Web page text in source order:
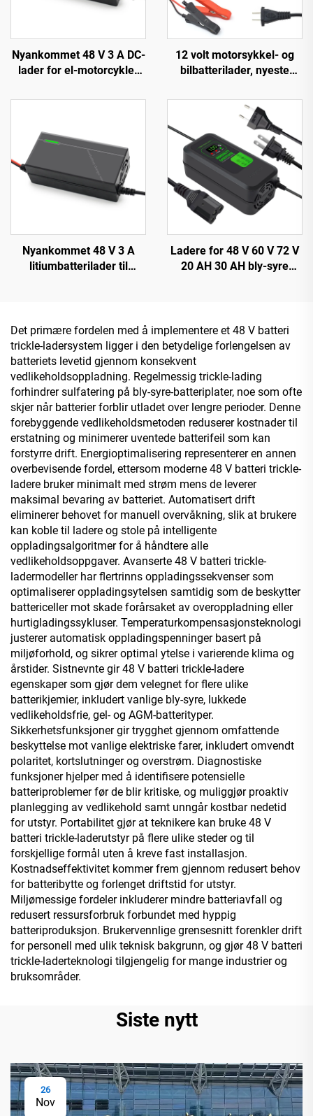
Nyankommet 48 V 3 A DC-
lader for el-motorcykler
sykkel 54,6 V 58,4 V
litiumbatteri
12 volt motorsykkel- og
bilbatterilader, nyeste
batterilader 6A automatisk
smart dropshipping-
produkter
Nyankommet 48 V 3 A
litiumbatterilader til
150 W DC
Ladere for 48 V 60 V 72 V
20 AH 30 AH bly-syre
tohjulstrekk
Det primære fordelen med å implementere et 48 V batteri
trickle-ladersystem ligger i den betydelige forlengelsen av
batteriets levetid gjennom konsekvent
vedlikeholdsoppladning. Regelmessig trickle-lading
forhindrer sulfatering på bly-syre-batteriplater, noe som ofte
skjer når batterier forblir utladet over lengre perioder. Denne
forebyggende vedlikeholdsmetoden reduserer kostnader til
erstatning og minimerer uventede batterifeil som kan
forstyrre drift. Energioptimalisering representerer en annen
overbevisende fordel, ettersom moderne 48 V batteri trickle-
ladere bruker minimalt med strøm mens de leverer
maksimal bevaring av batteriet. Automatisert drift
eliminerer behovet for manuell overvåkning, slik at brukere
kan koble til ladere og stole på intelligente
oppladingsalgoritmer for å håndtere alle
vedlikeholdsoppgaver. Avanserte 48 V batteri trickle-
ladermodeller har flertrinns oppladingssekvenser som
optimaliserer oppladingsytelsen samtidig som de beskytter
battericeller mot skade forårsaket av overoppladning eller
hurtigladingssykluser. Temperaturkompensasjonsteknologi
justerer automatisk oppladingspenninger basert på
miljøforhold, og sikrer optimal ytelse i varierende klima og
årstider. Sistnevnte gir 48 V batteri trickle-ladere
egenskaper som gjør dem velegnet for flere ulike
batterikjemier, inkludert vanlige bly-syre, lukkede
vedlikeholdsfrie, gel- og AGM-batterityper.
Sikkerhetsfunksjoner gir trygghet gjennom omfattende
beskyttelse mot vanlige elektriske farer, inkludert omvendt
polaritet, kortslutninger og overstrøm. Diagnostiske
funksjoner hjelper med å identifisere potensielle
batteriproblemer før de blir kritiske, og muliggjør proaktiv
planlegging av vedlikehold samt unngår kostbar nedetid
for utstyr. Portabilitet gjør at teknikere kan bruke 48 V
batteri trickle-laderutstyr på flere ulike steder og til
forskjellige formål uten å kreve fast installasjon.
Kostnadseffektivitet kommer frem gjennom redusert behov
for batteribytte og forlenget driftstid for utstyr.
Miljømessige fordeler inkluderer mindre batteriavfall og
redusert ressursforbruk forbundet med hyppig
batteriproduksjon. Brukervennlige grensesnitt forenkler drift
for personell med ulik teknisk bakgrunn, og gjør 48 V batteri
trickle-laderteknologi tilgjengelig for mange industrier og
bruksområder.
Siste nytt
26
Nov